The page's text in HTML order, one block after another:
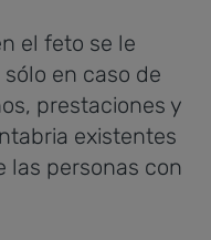
el feto se le
en caso de
prestaciones y
existentes
las personas con